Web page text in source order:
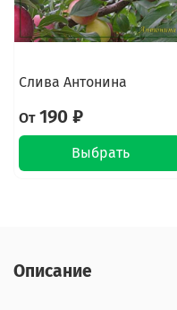
Слива Антонина
От190 ₽
Выбрать
Описание